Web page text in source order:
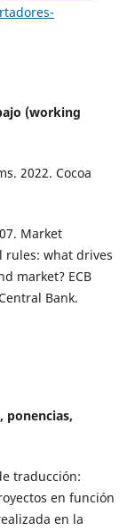
(working
2022. Cocoa
Market
what drives
market? ECB
Bank.
ponencias,
traducción:
en función
en la